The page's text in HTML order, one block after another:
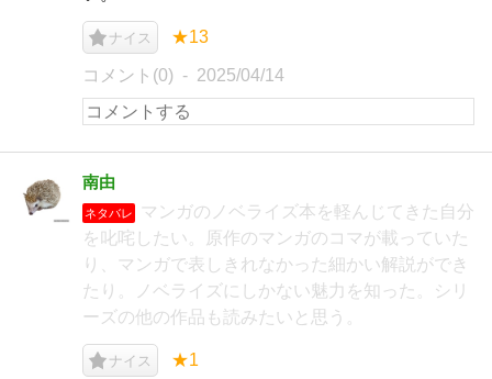
ナイス ★13
コメント(0) 2025/04/14
南由
ネタバレ
マンガのノベライズ本を軽んじてきた自分
を叱咤したい。原作のマンガのコマが載っていた
り、マンガで表しきれなかった細かい解説ができ
たり。ノベライズにしかない魅力を知った。シリ
ーズの他の作品も読みたいと思う。
ナイス ★1